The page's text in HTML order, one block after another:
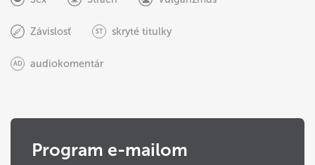
Závislosť ST skryté titulky
AD audiokomentár
Program e-mailom